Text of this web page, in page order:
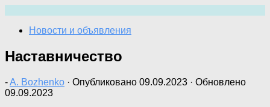
содержимому
Новости и объявления
Наставничество
-A. Bozhenko · Опубликовано 09.09.2023 · Обновлено
09.09.2023